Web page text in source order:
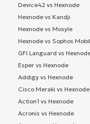
Device42 vs Hexnode
Hexnode vs Kandji
Hexnode vs Mosyle
Hexnode vs Sophos
GFI Languard vs
Esper vs Hexnode
Addigy vs Hexnode
Cisco Meraki vs Hexnode
Action1 vs Hexnode
Acronis vs Hexnode